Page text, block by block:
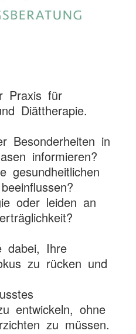
Praxis für
Diättherapie.
Besonderheiten in
informieren?
gesundheitlichen
oder leiden an
dabei, Ihre
zu rücken und
entwickeln, ohne
zu müssen.